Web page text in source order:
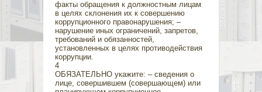
факты обращения к должностным лицам
в целях склонения их к совершению
коррупционного правонарушения; –
нарушение иных ограничений, запретов,
требований и обязанностей,
установленных в целях противодействия
коррупции.
4
ОБЯЗАТЕЛЬНО укажите: – сведения о
лице, совершившем (совершающем) или